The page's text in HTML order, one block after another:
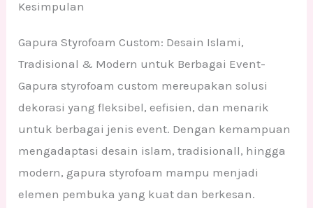
Kesimpulan
Gapura Styrofoam Custom: Desain Islami,
Tradisional & Modern untuk Berbagai Event-
Gapura styrofoam custom mereupakan solusi
dekorasi yang fleksibel, eefisien, dan menarik
untuk berbagai jenis event. Dengan kemampuan
mengadaptasi desain islam, tradisionall, hingga
modern, gapura styrofoam mampu menjadi
elemen pembuka yang kuat dan berkesan.